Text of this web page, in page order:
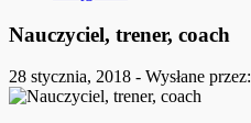
Nauczyciel, trener, coach
28 stycznia, 2018 - Wysłane przez: